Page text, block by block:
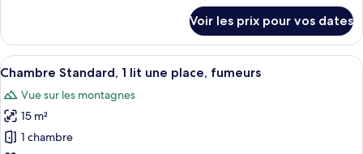
lits
une
place,
vue
ville
le
type
de
Chambre
Standard,
lits
Voir les prix pour vos dates
Afficher
toutes
les
photos
pour
Une chambre d’hôtel comprenant
11
Chambre Standard, 1 lit une place, fumeurs
Vue sur les montagnes
15 m²
1 chambre